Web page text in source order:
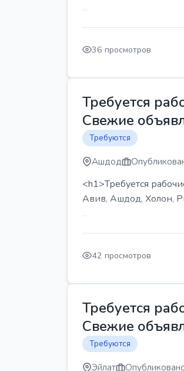
...
36 просмотров
Требуется
Свежие
Требуются
Ашдод
<h1>Требуется
Авив, Ашдод, Холон,
...
42 просмотров
Требуется
Свежие
Требуются
Эйлат